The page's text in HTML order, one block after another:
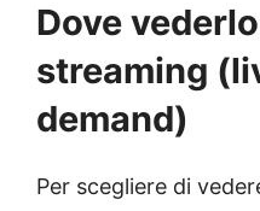
Dove
streaming
demand)
Per scegliere di